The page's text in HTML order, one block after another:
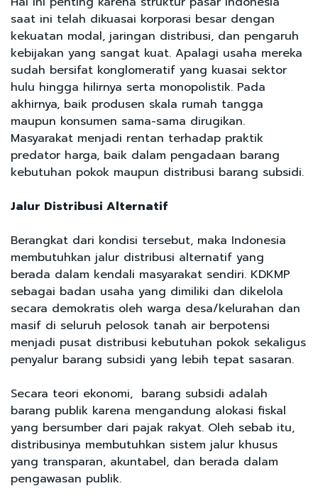
saat ini telah dikuasai korporasi besar dengan
kekuatan modal, jaringan distribusi, dan pengaruh
kebijakan yang sangat kuat. Apalagi usaha mereka
sudah bersifat konglomeratif yang kuasai sektor
hulu hingga hilirnya serta monopolistik. Pada
akhirnya, baik produsen skala rumah tangga
maupun konsumen sama-sama dirugikan.
Masyarakat menjadi rentan terhadap praktik
predator harga, baik dalam pengadaan barang
kebutuhan pokok maupun distribusi barang subsidi.
Jalur Distribusi Alternatif
Berangkat dari kondisi tersebut, maka Indonesia
membutuhkan jalur distribusi alternatif yang
berada dalam kendali masyarakat sendiri. KDKMP
sebagai badan usaha yang dimiliki dan dikelola
secara demokratis oleh warga desa/kelurahan dan
masif di seluruh pelosok tanah air berpotensi
menjadi pusat distribusi kebutuhan pokok sekaligus
penyalur barang subsidi yang lebih tepat sasaran.
Secara teori ekonomi, barang subsidi adalah
barang publik karena mengandung alokasi fiskal
yang bersumber dari pajak rakyat. Oleh sebab itu,
distribusinya membutuhkan sistem jalur khusus
yang transparan, akuntabel, dan berada dalam
pengawasan publik.